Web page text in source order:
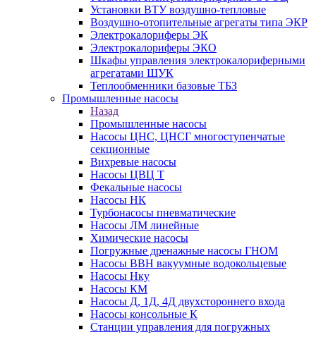
Установки ВТУ воздушно-тепловые
Воздушно-отопительные агрегаты типа ЭКР
Электрокалориферы ЭК
Электрокалориферы ЭКО
Шкафы управления электрокалориферными
агрегатами ШУК
Теплообменники базовые ТБЗ
Промышленные насосы
Назад
Промышленные насосы
Насосы ЦНС, ЦНСГ многоступенчатые
секционные
Вихревые насосы
Насосы ЦВЦ Т
Фекальные насосы
Насосы НК
Турбонасосы пневматические
Насосы ЛМ линейные
Химические насосы
Погружные дренажные насосы ГНОМ
Насосы ВВН вакуумные водокольцевые
Насосы Нку
Насосы КМ
Насосы Д, 1Д, 4Д двухстороннего входа
Насосы консольные К
Станции управления для погружных